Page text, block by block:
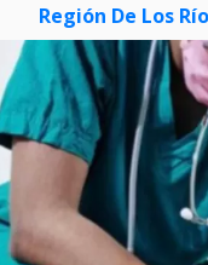
Región De Los